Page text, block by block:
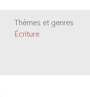
Thèmes et genres
Écriture